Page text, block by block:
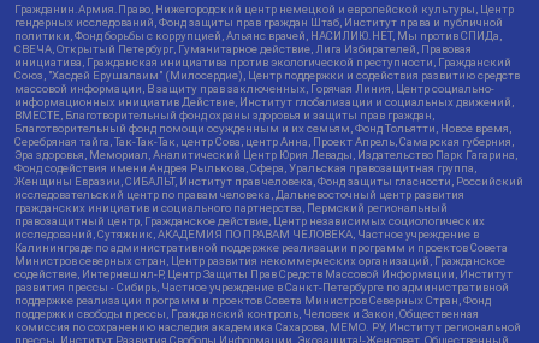
Гражданин.Армия.Право, Нижегородский центр немецкой и европейской культуры, Центр
гендерных исследований, Фонд защиты прав граждан Штаб, Институт права и публичной
политики, Фонд борьбы с коррупцией, Альянс врачей, НАСИЛИЮ.НЕТ, Мы против СПИДа,
СВЕЧА, Открытый Петербург, Гуманитарное действие, Лига Избирателей, Правовая
инициатива, Гражданская инициатива против экологической преступности, Гражданский
Союз, "Хасдей Ерушалаим" (Милосердие), Центр поддержки и содействия развитию средств
массовой информации, В защиту прав заключенных, Горячая Линия, Центр социально-
информационных инициатив Действие, Институт глобализации и социальных движений,
ВМЕСТЕ, Благотворительный фонд охраны здоровья и защиты прав граждан,
Благотворительный фонд помощи осужденным и их семьям, Фонд Тольятти, Новое время,
Серебряная тайга, Так-Так-Так, центр Сова, центр Анна, Проект Апрель, Самарская губерния,
Эра здоровья, Мемориал, Аналитический Центр Юрия Левады, Издательство Парк Гагарина,
Фонд содействия имени Андрея Рылькова, Сфера, Уральская правозащитная группа,
Женщины Евразии, СИБАЛЬТ, Институт прав человека, Фонд защиты гласности, Российский
исследовательский центр по правам человека, Дальневосточный центр развития
гражданских инициатив и социального партнерства, Пермский региональный
правозащитный центр, Гражданское действие, Центр независимых социологических
исследований, Сутяжник, АКАДЕМИЯ ПО ПРАВАМ ЧЕЛОВЕКА, Частное учреждение в
Калининграде по административной поддержке реализации программ и проектов Совета
Министров северных стран, Центр развития некоммерческих организаций, Гражданское
содействие, Интернешнл-Р, Центр Защиты Прав Средств Массовой Информации, Институт
развития прессы - Сибирь, Частное учреждение в Санкт-Петербурге по административной
поддержке реализации программ и проектов Совета Министров Северных Стран, Фонд
поддержки свободы прессы, Гражданский контроль, Человек и Закон, Общественная
комиссия по сохранению наследия академика Сахарова, МЕМО. РУ, Институт региональной
прессы, Институт Развития Свободы Информации, Экозащита!-Женсовет, Общественный